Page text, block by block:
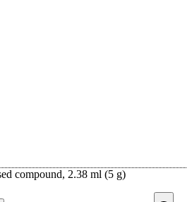
compound, 2.38 ml (5 g)